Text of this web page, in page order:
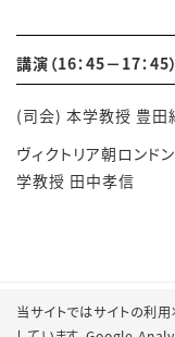
講演（16：45－17：45）
(司会) 本学教授 豊田
ヴィクトリア朝ロンド
学教授 田中孝信
当サイトではサイトの利